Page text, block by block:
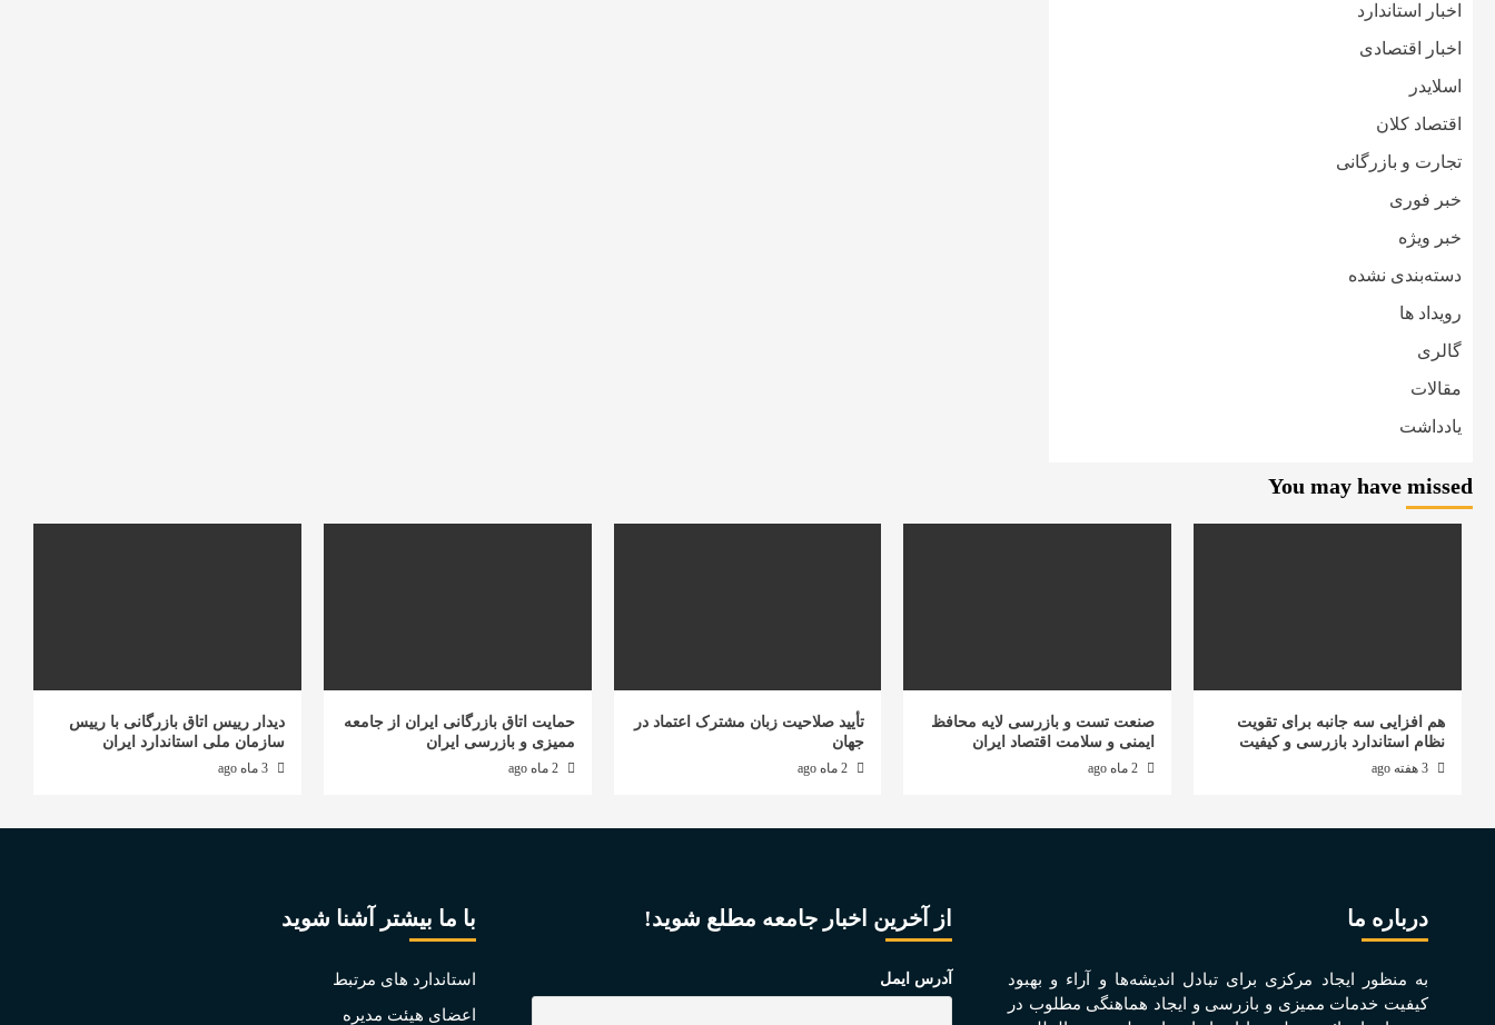
اخبار استاندارد
اخبار اقتصادی
اسلایدر
اقتصاد کلان
تجارت و بازرگانی
خبر فوری
خبر ویژه
دسته‌بندی نشده
رویداد ها
گالری
مقالات
یادداشت
You may have missed
هم افزایی سه جانبه برای تقویت
نظام استاندارد بازرسی و کیفیت
صنعت تست و بازرسی لایه محافظ
ایمنی و سلامت اقتصاد ایران
تأیید صلاحیت زبان مشترک اعتماد در
جهان
حمایت اتاق بازرگانی ایران از جامعه
ممیزی و بازرسی ایران
2 ماه ago
دیدار رییس اتاق بازرگانی با رییس
سازمان ملی استاندارد ایران
3 ماه ago
درباره ما
به منظور ايجاد مرکزی برای تبادل انديشه‌ها و آراء و بهبود
کيفيت خدمات مميزی و بازرسی و ايجاد هماهنگی مطلوب در
از آخرین اخبار جامعه مطلع شوید!
آدرس ایمل
با ما بیشتر آشنا شوید
استاندارد های مرتبط
اعضای هیئت مدیره